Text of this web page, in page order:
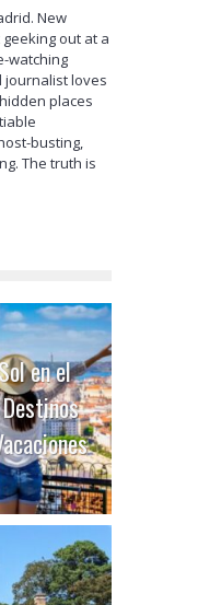
New
out at a
watching
journalist loves
places
busting,
The truth is
en el